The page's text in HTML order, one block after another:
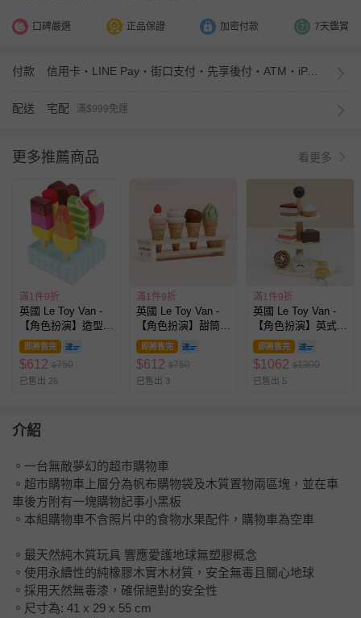
口碑嚴選 正品保證 加密付款 7天鑑賞
付款 信用卡・LINE Pay・街口支付・先享後付・ATM・iPASS MONEY
配送 宅配 滿$999免運
更多推薦商品 看更多
滿1件9折
英國 Le Toy Van -
【角色扮演】造型冰
棒玩具組
即將售完
$612 $750
已售出 26
滿1件9折
英國 Le Toy Van -
【角色扮演】甜筒冰
淇淋玩具組
即將售完
$612 $750
已售出 3
滿1件9折
英國 Le Toy Van -
【角色扮演】英式尊
榮三層下午茶糕點玩
具組
即將售完
$1062 $1300
已售出 5
介紹
。一台無敵夢幻的超市購物車
。超市購物車上層分為帆布購物袋及木質置物兩區塊，並在車
車後方附有一塊購物記事小黑板
。本組購物車不含照片中的食物水果配件，購物車為空車
。最天然純木質玩具 響應愛護地球無塑膠概念
。使用永續性的純橡膠木實木材質，安全無毒且關心地球
。採用天然無毒漆，確保絕對的安全性
。尺寸為: 41 x 29 x 55 cm